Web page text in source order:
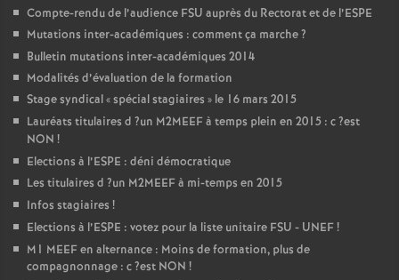
Compte-rendu de l’audience FSU auprès du Rectorat et de l’ESPE
Mutations inter-académiques : comment ça marche?
Bulletin mutations inter-académiques 2014
Modalités d’évaluation de la formation
Stage syndical «spécial stagiaires » le 16 mars 2015
Lauréats titulaires d ?un M2MEEFà temps plein en 2015 : c?est
NON !
Elections à l’ESPE : déni démocratique
Les titulaires d ?un M2MEEFà mi-temps en 2015
Infos stagiaires !
Elections à l’ESPE : votez pour la liste unitaire FSU - UNEF!
M1 MEEFen alternance : Moins de formation, plus de
compagnonnage : c?est NON !